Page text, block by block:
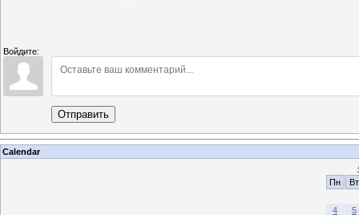
Войдите:
Отправить
Calendar
Пн
Вт
4 5